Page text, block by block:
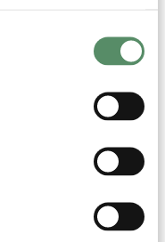
om din placering,
få meter
på en scanning af
JØDEKAGER